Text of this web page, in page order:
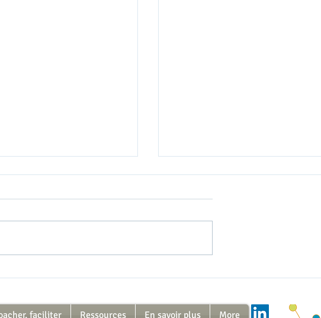
faciliter Ressources En savoir plus More